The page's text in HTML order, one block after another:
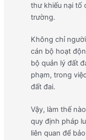
thư khiếu nại tố
trường.
Không chỉ
cán bộ hoạt
bộ quản lý đất
phạm, trong
đất đai.
Vậy, làm thế
quy định pháp
liên quan để